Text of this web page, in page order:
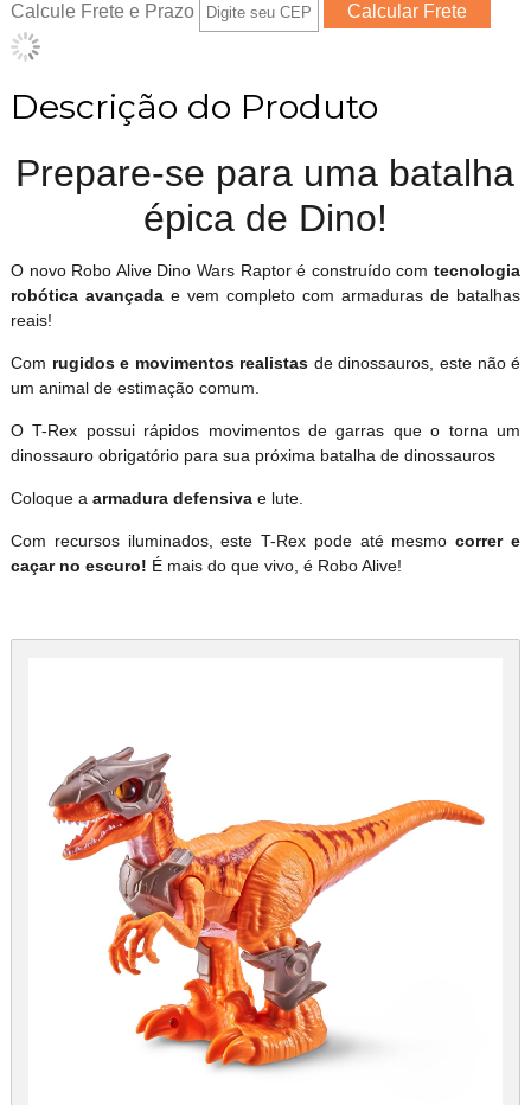
Calcule Frete e Prazo
Descrição do Produto
Prepare-se para uma batalha
épica de Dino!
O novo Robo Alive Dino Wars Raptor é construído comtecnologia
robótica avançada e vem completo com armaduras de batalhas
reais!
Com rugidos e movimentos realistas de dinossauros, este não é
um animal de estimação comum.
O T-Rex possui rápidos movimentos de garras que o torna um
dinossauro obrigatório para sua próxima batalha de dinossauros
Coloque a armadura defensiva e lute.
Com recursos iluminados, este T-Rex pode até mesmocorrer e
caçar no escuro! É mais do que vivo, é Robo Alive!